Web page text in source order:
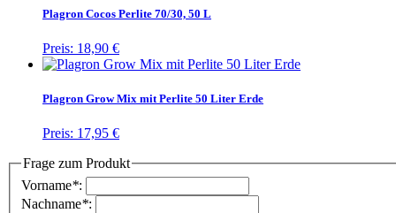
Plagron Cocos Perlite 70/30, 50 L
Preis: 18,90 €
Plagron Grow Mix mit Perlite 50 Liter Erde
Preis: 17,95 €
Frage zum Produkt
Vorname*:
Nachname*: